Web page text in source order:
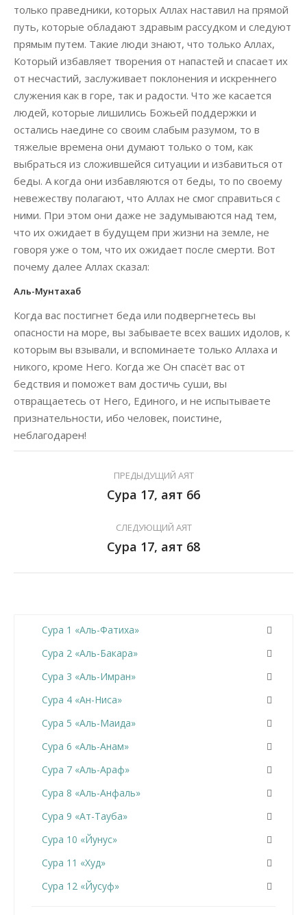
только праведники, которых Аллах наставил на прямой
путь, которые обладают здравым рассудком и следуют
прямым путем. Такие люди знают, что только Аллах,
Который избавляет творения от напастей и спасает их
от несчастий, заслуживает поклонения и искреннего
служения как в горе, так и радости. Что же касается
людей, которые лишились Божьей поддержки и
остались наедине со своим слабым разумом, то в
тяжелые времена они думают только о том, как
выбраться из сложившейся ситуации и избавиться от
беды. А когда они избавляются от беды, то по своему
невежеству полагают, что Аллах не смог справиться с
ними. При этом они даже не задумываются над тем,
что их ожидает в будущем при жизни на земле, не
говоря уже о том, что их ожидает после смерти. Вот
почему далее Аллах сказал:
Аль-Мунтахаб
Когда вас постигнет беда или подвергнетесь вы
опасности на море, вы забываете всех ваших идолов, к
которым вы взывали, и вспоминаете только Аллаха и
никого, кроме Него. Когда же Он спасёт вас от
бедствия и поможет вам достичь суши, вы
отвращаетесь от Него, Единого, и не испытываете
признательности, ибо человек, поистине,
неблагодарен!
ПРЕДЫДУЩИЙ АЯТ
Сура 17, аят 66
СЛЕДУЮЩИЙ АЯТ
Сура 17, аят 68
Сура 1 «Аль-Фатиха»
Сура 2 «Аль-Бакара»
Сура 3 «Аль-Имран»
Сура 4 «Ан-Ниса»
Сура 5 «Аль-Маида»
Сура 6 «Аль-Анам»
Сура 7 «Аль-Араф»
Сура 8 «Аль-Анфаль»
Сура 9 «Ат-Тауба»
Сура 10 «Йунус»
Сура 11 «Худ»
Сура 12 «Йусуф»